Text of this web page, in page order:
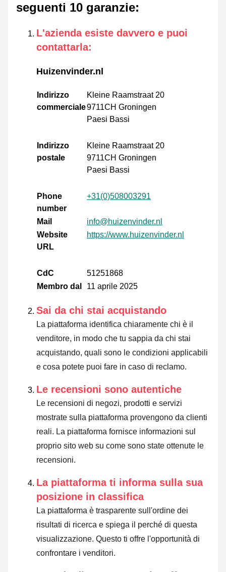
seguenti 10 garanzie:
L'azienda esiste davvero e puoi
contattarla:
Huizenvinder.nl
Indirizzo
commerciale
Kleine Raamstraat 20
9711CH Groningen
Paesi Bassi
Indirizzo
postale
Kleine Raamstraat 20
9711CH Groningen
Paesi Bassi
Phone
number
+31(0)508003291
Mail
info@huizenvinder.nl
Website
URL
https://www.huizenvinder.nl
CdC
51251868
Membro dal
11 aprile 2025
Sai da chi stai acquistando
La piattaforma identifica chiaramente chi è il
venditore, in modo che tu sappia da chi stai
acquistando, quali sono le condizioni applicabili
e cosa potete puoi fare in caso di reclamo.
Le recensioni sono autentiche
Le recensioni di negozi, prodotti e servizi
mostrate sulla piattaforma provengono da clienti
reali. La piattaforma fornisce informazioni sul
proprio sito web su come sono state ottenute le
recensioni.
La piattaforma ti informa sulla sua
posizione in classifica
La piattaforma è trasparente sull'ordine dei
risultati di ricerca e spiega il perché di questa
visualizzazione. Questo ti offre l'opportunità di
confrontare i venditori.